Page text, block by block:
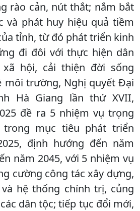
rào cản, nút thắt; nắm bắt
và phát huy hiệu quả tiềm
tỉnh, từ đó phát triển kinh
đi đôi với thực hiện dân
xã hội, cải thiện đời sống
môi trường, Nghị quyết Đại
Hà Giang lần thứ XVII,
đề ra 5 nhiệm vụ trọng
mục tiêu phát triển
định hướng đến năm
năm 2045, với 5 nhiệm vụ
cường công tác xây dựng,
hệ thống chính trị, củng
dân tộc; tiếp tục đổi mới,